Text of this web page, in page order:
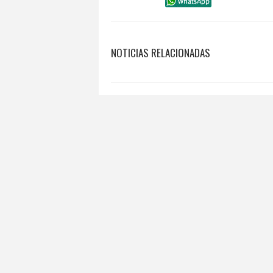
NOTICIAS RELACIONADAS